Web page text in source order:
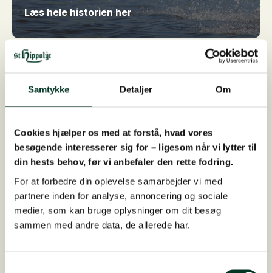
Samtykke Detaljer Om
Cookies hjælper os med at forstå, hvad vores
besøgende interesserer sig for – ligesom når vi lytter til
din hests behov, før vi anbefaler den rette fodring.
For at forbedre din oplevelse samarbejder vi med
partnere inden for analyse, annoncering og sociale
medier, som kan bruge oplysninger om dit besøg
sammen med andre data, de allerede har.
Læs hele historien her